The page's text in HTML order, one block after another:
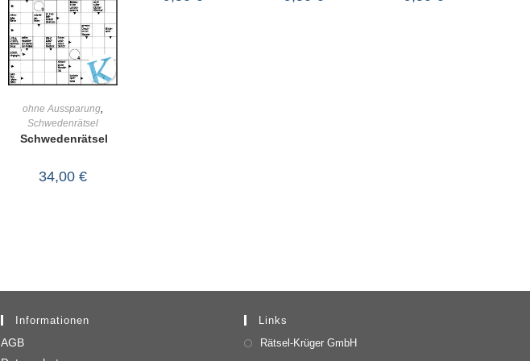
WARENKORB
ohne Aussparung
Schwedenrätsel
Schwedenrätsel
34,00 €
Informationen
AGB
Links
Rätsel-Krüger GmbH